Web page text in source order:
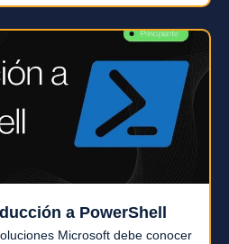
a PowerShell
Microsoft debe conocer